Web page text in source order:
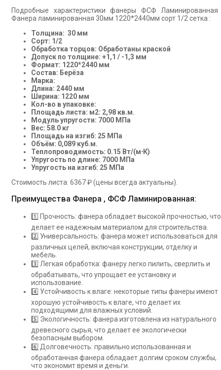
Подробные характеристики фанеры ФСФ
Фанера ламинированная 30мм 1220*2440мм сорт 1/2 сетка :
Толщина: 30 мм
Сорт: 1/2
Обработка торцов: Обработаны краской
Допуск по толщине: +1,1 / -1,3 мм
Формат: 1220*2440 мм
Состав: Берёза
Марка:
Длина: 2440 мм
Ширина: 1220 мм
Кол-во в упаковке:
Площадь листа: м2: 2,98 кв.м.
Модуль упругости: 7000 МПа
Вес: 58.0 кг
Площадь на изгиб: 25 МПа
Объём: 0,089 куб.м.
Теплопроводимость: 0.15 Вт/(м⋅К)
Упругость по длине: 7000 МПа
Упругость на изгиб: 25 МПа
Стоимость листа: 6367 ₽ (цены всегда актуальны).
Преимущества Фанера , ФСФ Ламинированная:
1️⃣ Прочность: фанера обладает высокой прочностью, что
делает ее надежным материалом для строительства.
2️⃣ Универсальность: фанера может использоваться для
различных целей, включая конструкции, отделку и
мебель.
3️⃣ Легкая обработка: фанеру легко пилить, сверлить и
обрабатывать, что упрощает ее установку и
использование.
4️⃣ Устойчивость к влаге: некоторые типы фанеры имеют
хорошую устойчивость к влаге, что делает их
подходящими для влажных условий.
5️⃣ Экологичность: фанера изготовлена из натурального
древесного сырья, что делает ее экологически
безопасным выбором.
6️⃣ Долговечность: правильно использованная и
обработанная фанера обладает долгим сроком службы,
что экономит время и деньги.